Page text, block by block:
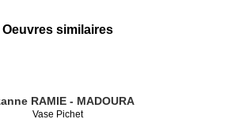
Oeuvres similaires
RAMIE - MADOURA
Vase Pichet